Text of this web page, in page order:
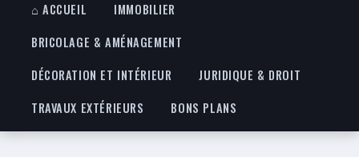
⌂ ACCUEIL
IMMOBILIER
BRICOLAGE & AMÉNAGEMENT
DÉCORATION ET INTÉRIEUR
JURIDIQUE & DROIT
TRAVAUX EXTÉRIEURS
BONS PLANS